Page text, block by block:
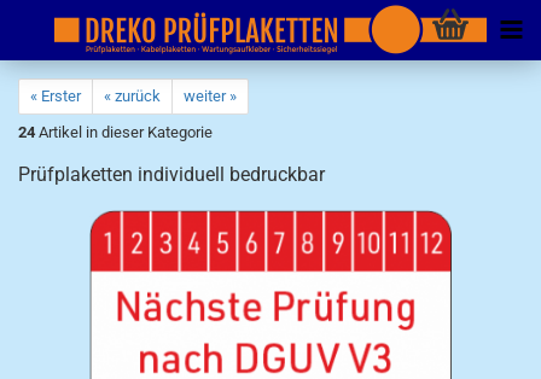
« Erster « zurück
weiter »
24 Artikel in dieser Kategorie
Prüfplaketten individuell bedruckbar